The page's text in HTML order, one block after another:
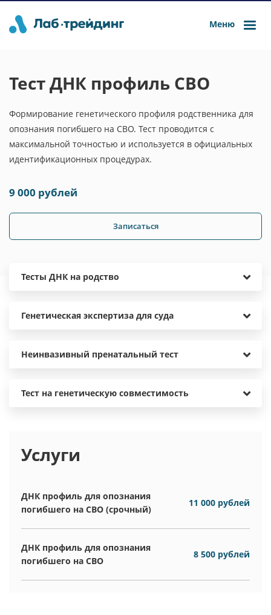
Меню
Тест ДНК профиль СВО
Формирование генетического профиля родственника для
опознания погибшего на СВО. Тест проводится с
максимальной точностью и используется в официальных
идентификационных процедурах.
9 000 рублей
Записаться
Тесты ДНК на родство
Генетическая экспертиза для суда
Неинвазивный пренатальный тест
Тест на генетическую совместимость
Услуги
ДНК профиль для опознания
погибшего на СВО (срочный)
11 000 рублей
ДНК профиль для опознания
погибшего на СВО
8 500 рублей